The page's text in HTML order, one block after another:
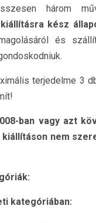
három
kiállításra kész
és
terjedelme 3
ban vagy azt
nem
kategóriában: